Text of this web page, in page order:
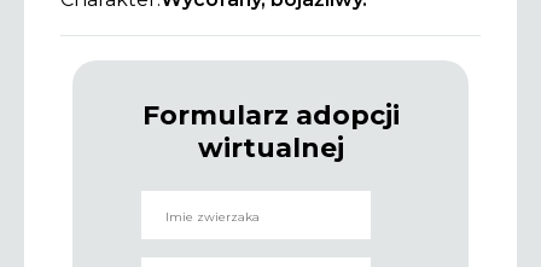
Formularz adopcji
wirtualnej